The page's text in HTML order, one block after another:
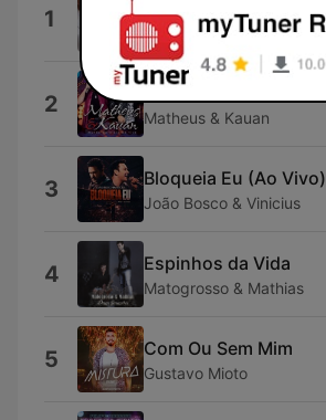
1 Marante
2 Doidinha
Matheus & Kauan
3 Bloqueia Eu (Ao Vivo)
João Bosco & Vinicius
4 Espinhos da Vida
Matogrosso & Mathias
5 Com Ou Sem Mim
Gustavo Mioto